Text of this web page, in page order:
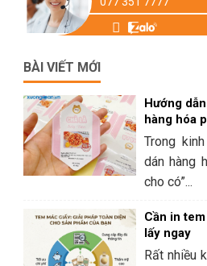
BÀI VIẾT MỚI
Hướng
hàng hóa
Trong
dán hàng
cho có”...
Cần in
lấy ngay
Rất nhiều